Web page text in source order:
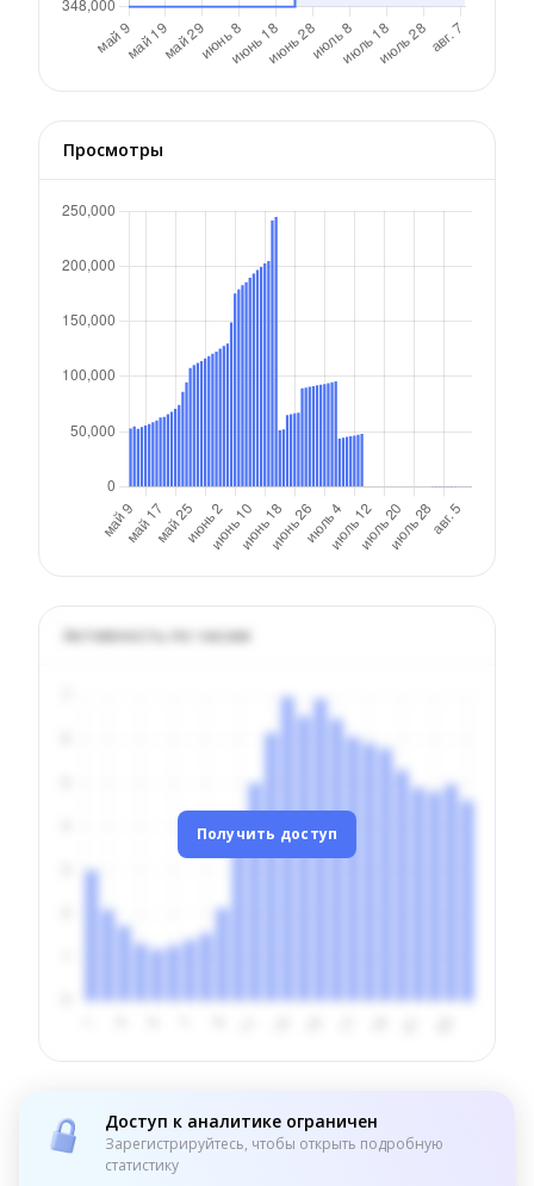
Просмотры
Активность по часам
Получить доступ
Доступ к аналитике ограничен
Зарегистрируйтесь, чтобы открыть подробную
статистику